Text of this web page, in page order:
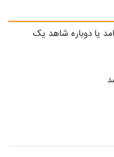
یا دوباره شاهد یک